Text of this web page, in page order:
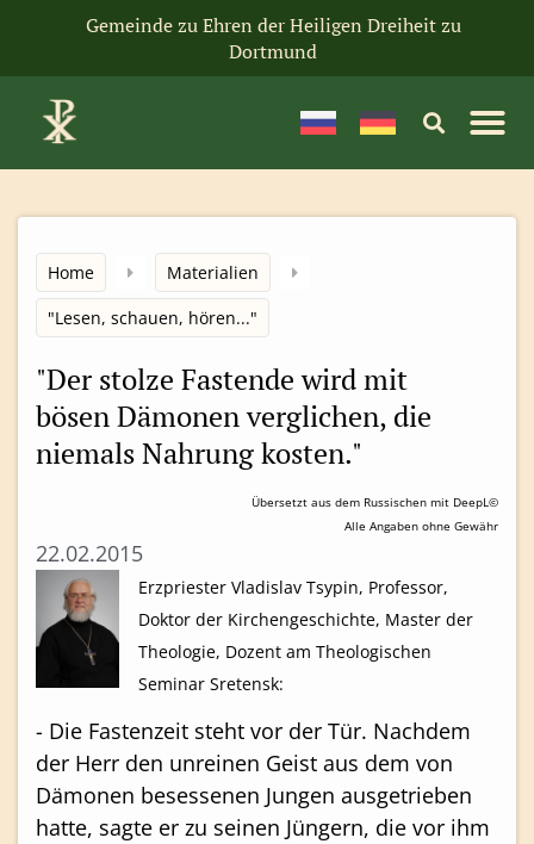
Gemeinde zu Ehren der Heiligen Dreiheit zu
Dortmund
Home
Materialien
"Lesen, schauen, hören..."
"Der stolze Fastende wird mit
bösen Dämonen verglichen, die
niemals Nahrung kosten."
Übersetzt aus dem Russischen mit DeepL©
Alle Angaben ohne Gewähr
22.02.2015
Erzpriester Vladislav Tsypin, Professor,
Doktor der Kirchengeschichte, Master der
Theologie, Dozent am Theologischen
Seminar Sretensk:
- Die Fastenzeit steht vor der Tür. Nachdem
der Herr den unreinen Geist aus dem von
Dämonen besessenen Jungen ausgetrieben
hatte, sagte er zu seinen Jüngern, die vor ihm